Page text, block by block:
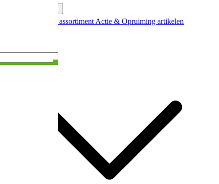
Nieuw in ons assortiment Actie & Opruiming artikelen